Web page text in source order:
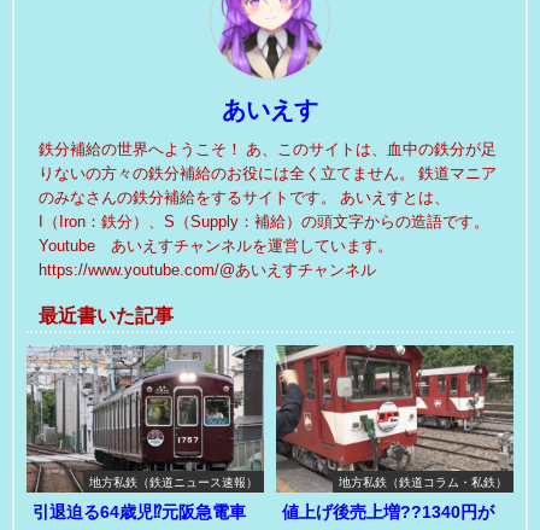
あいえす
鉄分補給の世界へようこそ！ あ、このサイトは、血中の鉄分が足
りないの方々の鉄分補給のお役には全く立てません。 鉄道マニア
のみなさんの鉄分補給をするサイトです。 あいえすとは、
I（Iron：鉄分）、S（Supply：補給）の頭文字からの造語です。
Youtube あいえすチャンネルを運営しています。
https://www.youtube.com/@あいえすチャンネル
最近書いた記事
地方私鉄（鉄道ニュース速報）
引退迫る64歳児⁉元阪急電車
地方私鉄（鉄道コラム・私鉄）
値上げ後売上増??1340円が